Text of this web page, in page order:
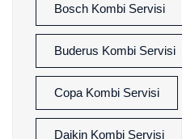
Bosch Kombi Servisi
Buderus Kombi Servisi
Copa Kombi Servisi
Daikin Kombi Servisi